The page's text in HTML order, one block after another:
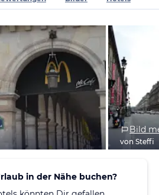
Bild
von Steffi
in der Nähe buchen?